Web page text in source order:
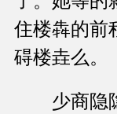
住楼犇的前
碍楼垚么。
少商隐隐